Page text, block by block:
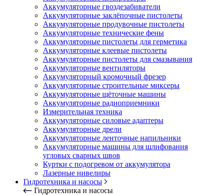
Аккумуляторные гвоздезабиватели
Аккумуляторные заклёпочные пистолеты
Аккумуляторные продувочные пистолеты
Аккумуляторные технические фены
Аккумуляторные пистолеты для герметика
Аккумуляторные клеевые пистолеты
Аккумуляторные пистолеты для смазывания
Аккумуляторные вентиляторы
Аккумуляторный кромочный фрезер
Аккумуляторные строительные миксеры
Аккумуляторные щёточные машины
Аккумуляторные радиоприемники
Измерительная техника
Аккумуляторные силовые адаптеры
Аккумуляторные дрели
Аккумуляторные ленточные напильники
Аккумуляторные машины для шлифования
угловых сварных швов
Куртки с подогревом от аккумулятора
Лазерные нивелиры
Гидротехника и насосы
Гидротехника и насосы